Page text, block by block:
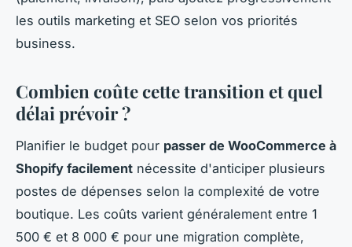
les outils marketing et SEO selon vos priorités
business.
Combien coûte cette transition et quel
délai prévoir ?
Planifier le budget pour passer de WooCommerce à
Shopify facilement nécessite d'anticiper plusieurs
postes de dépenses selon la complexité de votre
boutique. Les coûts varient généralement entre 1
500 € et 8 000 € pour une migration complète,